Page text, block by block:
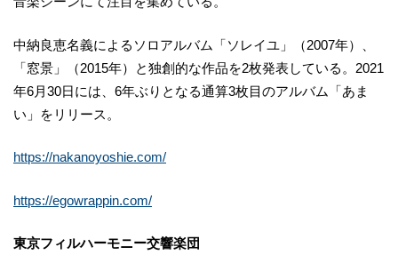
中納良恵名義によるソロアルバム「ソレイユ」（2007年）、
「窓景」（2015年）と独創的な作品を2枚発表している。2021
年6月30日には、6年ぶりとなる通算3枚目のアルバム「あま
い」をリリース。
https://nakanoyoshie.com/
https://egowrappin.com/
東京フィルハーモニー交響楽団